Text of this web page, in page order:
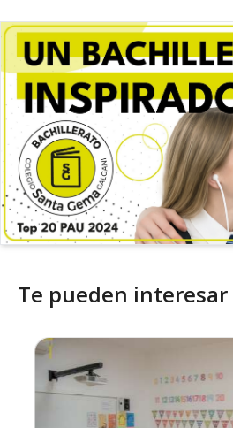
Te pueden interesar